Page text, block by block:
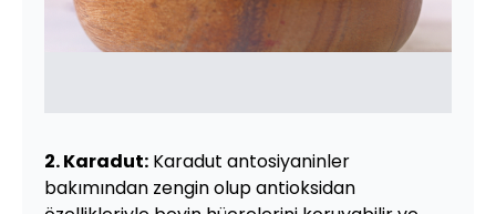
2. Karadut: Karadut antosiyaninler
bakımından zengin olup antioksidan